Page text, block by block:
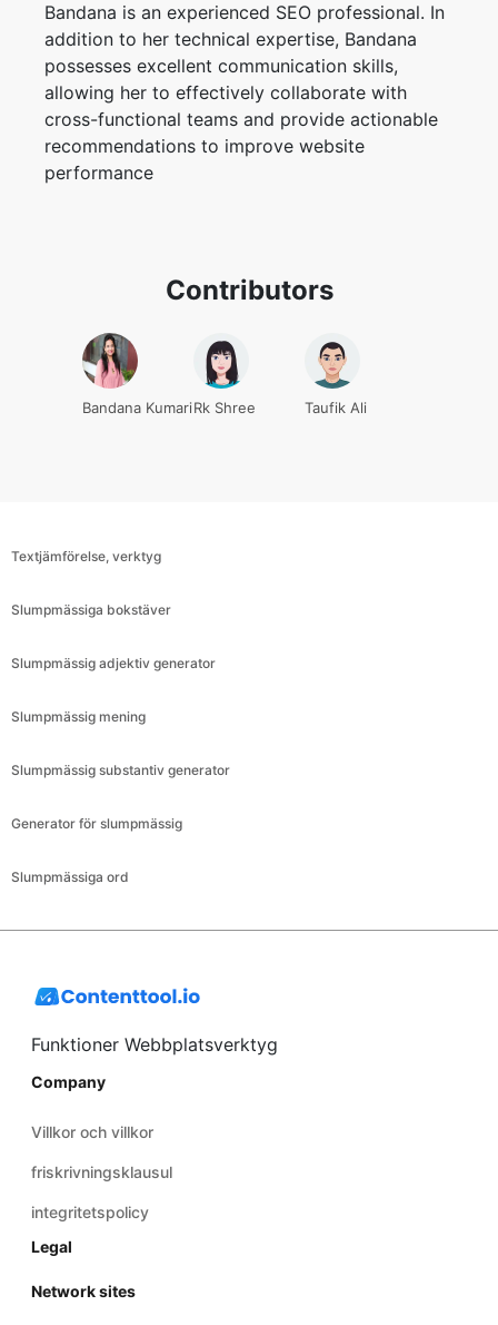
Bandana is an experienced SEO professional. In
addition to her technical expertise, Bandana
possesses excellent communication skills,
allowing her to effectively collaborate with
cross-functional teams and provide actionable
recommendations to improve website
performance
Contributors
Bandana KumariRk Shree Taufik Ali
Textjämförelse, verktyg
Slumpmässiga bokstäver
Slumpmässig adjektiv generator
Slumpmässig mening
Slumpmässig substantiv generator
Generator för slumpmässig
Slumpmässiga ord
Funktioner Webbplatsverktyg
Company
Villkor och villkor
friskrivningsklausul
integritetspolicy
Legal
Network sites